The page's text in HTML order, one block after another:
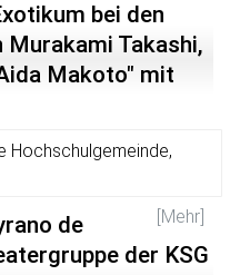
bei den
Murakami Takashi,
Makoto" mit
Hochschulgemeinde,
[Mehr]
de
der KSG